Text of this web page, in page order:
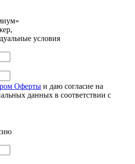
условия
Оферты и даю согласие на
данных в соответствии с